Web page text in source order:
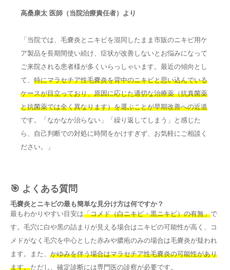
高桑康太 医師（当院治療責任者）より
「当院では、毛嚢炎とニキビを混同したまま市販のニキビ用ケ
ア製品を長期間使い続け、症状が改善しないとお悩みになって
ご来院される患者様が多くいらっしゃいます。最近の傾向とし
て、 特にマラセチア性毛嚢炎を背中のニキビと思い込んでいる
ケースが目立っており、原因に応じた適切な治療薬（抗真菌薬
と抗菌薬では全く異なります）を選ぶことが早期改善への近道
です。「なかなか治らない」「繰り返してしまう」と感じた
ら、自己判断での対処に時間をかけすぎず、お気軽にご相談く
ださい。」
🎯 よくある質問
毛嚢炎とニキビの最も簡単な見分け方は何ですか？
最もわかりやすい目安は「コメド（白ニキビ・黒ニキビ）の有無」で
す。毛穴に白や黒の詰まりが見える場合はニキビの可能性が高く、コ
メドがなく毛穴を中心とした赤みや膿疱のみの場合は毛嚢炎が疑われ
ます。また、 かゆみを伴う場合はマラセチア性毛嚢炎の可能性があり
ます。ただし、確定診断には専門医の診察が必要です。